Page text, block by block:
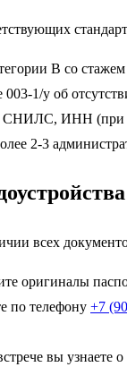
B со
1/у об
СНИЛС, ИНН (при
2-3
всех
оригиналы
по телефону +7
вы узнаете